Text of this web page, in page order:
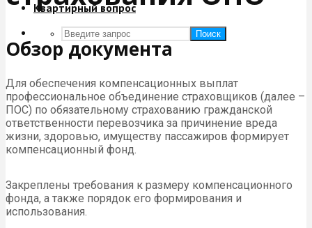
Квартирный вопрос
Поиск
Обзор документа
Для обеспечения компенсационных выплат
профессиональное объединение страховщиков (далее –
ПОС) по обязательному страхованию гражданской
ответственности перевозчика за причинение вреда
жизни, здоровью, имуществу пассажиров формирует
компенсационный фонд.
Закреплены требования к размеру компенсационного
фонда, а также порядок его формирования и
использования.